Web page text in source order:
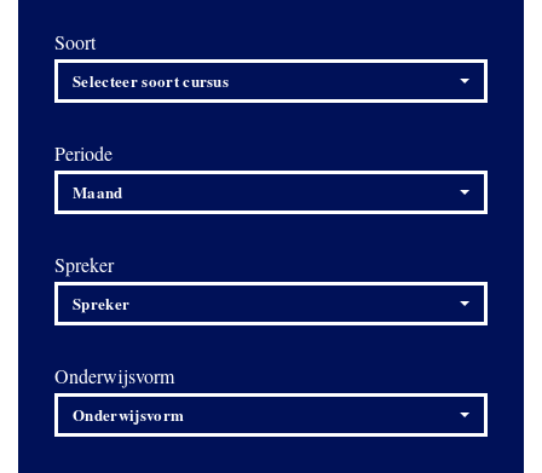
Soort
Selecteer soort cursus
Periode
Maand
Spreker
Spreker
Onderwijsvorm
Onderwijsvorm